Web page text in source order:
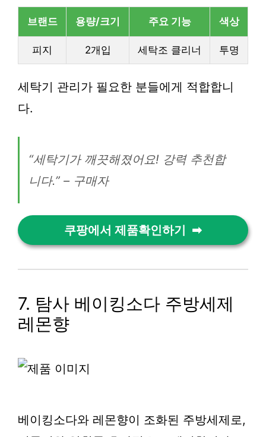
브랜드 용량/크기 주요 기능 색상
피지 2개입 세탁조 클리너 투명
세탁기 관리가 필요한 분들에게 적합합니
다.
“세탁기가 깨끗해졌어요! 강력 추천합
니다.” – 구매자
쿠팡에서 제품확인하기
7. 탐사 베이킹소다 주방세제
레몬향
베이킹소다와 레몬향이 조화된 주방세제로,